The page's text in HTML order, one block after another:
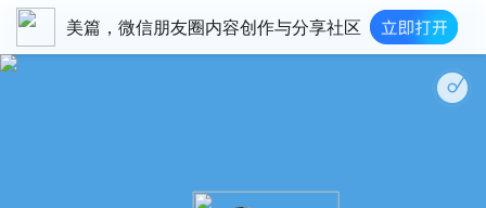
美篇，微信朋友圈内容创作与分享社区